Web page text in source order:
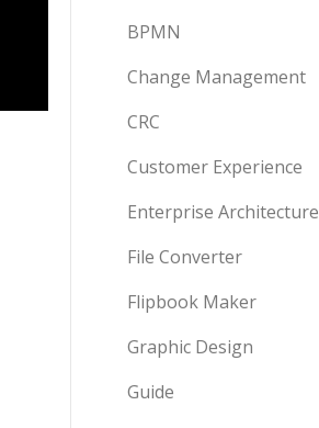
BPMN
Change Management
CRC
Customer Experience
Enterprise Architecture
File Converter
Flipbook Maker
Graphic Design
Guide